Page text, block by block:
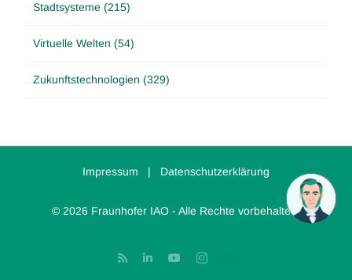
Stadtsysteme (215)
Virtuelle Welten (54)
Zukunftstechnologien (329)
Impressum | Datenschutzerklärung
© 2026 Fraunhofer IAO - Alle Rechte vorbehalten.
Rss LinkedInYouTubeInstagram